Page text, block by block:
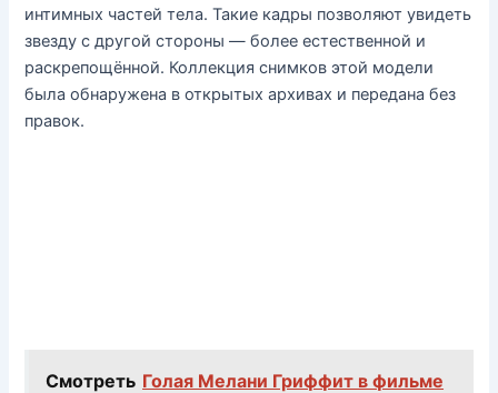
интимных частей тела. Такие кадры позволяют увидеть
звезду с другой стороны — более естественной и
раскрепощённой. Коллекция снимков этой модели
была обнаружена в открытых архивах и передана без
правок.
Смотреть Голая Мелани Гриффит в фильме